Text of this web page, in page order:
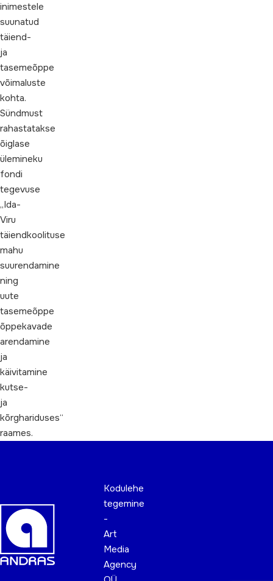
inimestele
suunatud
täiend-
ja
tasemeõppe
võimaluste
kohta.
Sündmust
rahastatakse
õiglase
ülemineku
fondi
tegevuse
„Ida-
Viru
täiendkoolituse
mahu
suurendamine
ning
uute
tasemeõppe
õppekavade
arendamine
ja
käivitamine
kutse-
ja
kõrghariduses“
raames.
Kodulehe
tegemine
-
Art
Media
Agency